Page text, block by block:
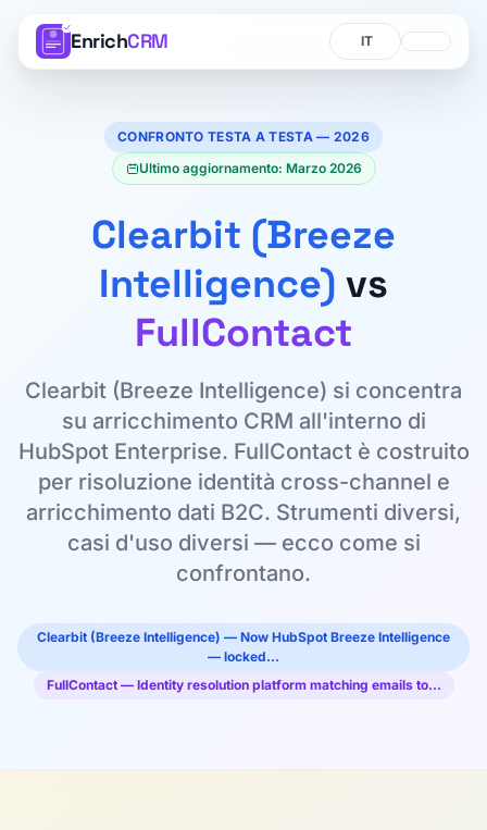
EnrichCRM Lingua
Lingua
CONFRONTO TESTA A TESTA — 2026
Ultimo aggiornamento: Marzo 2026
Clearbit (Breeze
Intelligence) vs
FullContact
Clearbit (Breeze Intelligence) si concentra
su arricchimento CRM all'interno di
HubSpot Enterprise. FullContact è costruito
per risoluzione identità cross-channel e
arricchimento dati B2C. Strumenti diversi,
casi d'uso diversi — ecco come si
confrontano.
Clearbit (Breeze Intelligence) — Now HubSpot Breeze Intelligence
— locked…
FullContact — Identity resolution platform matching emails to…